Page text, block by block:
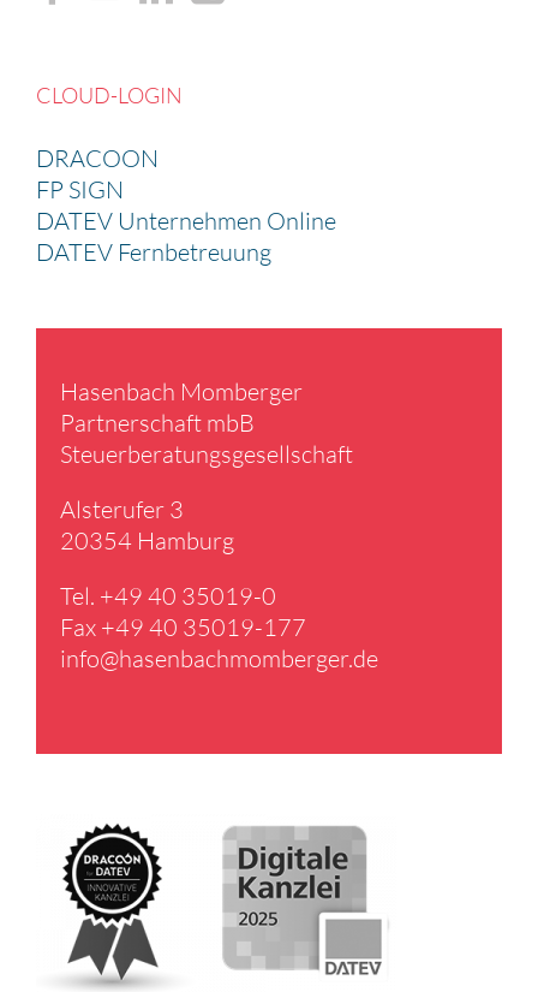
CLOUD-LOGIN
DRACOON
FP SIGN
DATEV Unternehmen Online
DATEV Fernbetreuung
Hasen­bach Momberger
Partner­schaft mbB
Steuer­be­ra­tungs­ge­sell­schaft
Alster­ufer 3
20354 Hamburg
Tel. +49 40 35019-0
Fax +49 40 35019-177
info@​hasenbachmomberger.​de